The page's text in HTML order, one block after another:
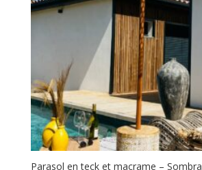
Parasol en teck et macrame – Sombra